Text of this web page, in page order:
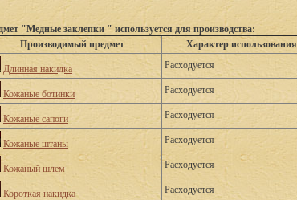
"Медные заклепки " используется для производства:
Производимый предмет
Характер использования
Длинная накидка Расходуется
Кожаные ботинки Расходуется
Кожаные сапоги Расходуется
Кожаные штаны Расходуется
Кожаный шлем Расходуется
Короткая накидка Расходуется